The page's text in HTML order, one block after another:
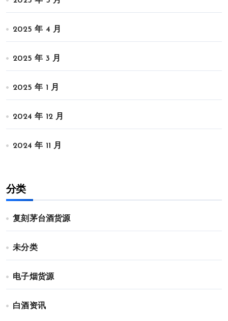
2025 年 4 月
2025 年 3 月
2025 年 1 月
2024 年 12 月
2024 年 11 月
分类
复刻茅台酒货源
未分类
电子烟货源
白酒资讯